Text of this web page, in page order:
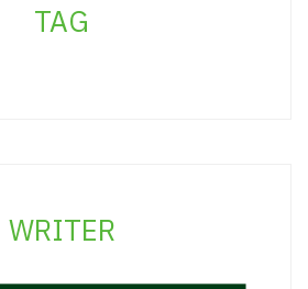
TAG
WRITER